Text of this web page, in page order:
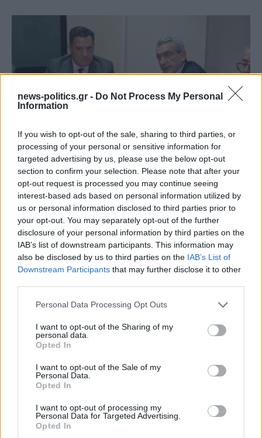
news-politics.gr - Do Not Process My Personal
Information
If you wish to opt-out of the sale, sharing to third parties, or
processing of your personal or sensitive information for
targeted advertising by us, please use the below opt-out
section to confirm your selection. Please note that after your
opt-out request is processed you may continue seeing
interest-based ads based on personal information utilized by
us or personal information disclosed to third parties prior to
your opt-out. You may separately opt-out of the further
disclosure of your personal information by third parties on the
IAB’s list of downstream participants. This information may
also be disclosed by us to third parties on the IAB’s List of
Downstream Participants that may further disclose it to other
Personal Data Processing Opt Outs
I want to opt-out of the Sharing of my
personal data.
Opted In
I want to opt-out of the Sale of my
Personal Data.
Opted In
I want to opt-out of processing my
Personal Data for Targeted Advertising.
Opted In
(VIDEOS) Αλλάζει ο υγειονομικός χάρτης στα
Δωδεκάνησα: Νέο Ακτινοθεραπευτικό Κέντρο και
ενίσχυση του ΕΣΥ στη Ρόδο, σύμφωνα με τον υπ. Υγείας,
Άδωνη Γεωργιάδη
Ρόδος: Πρόστιμο 73.000 ευρώ σε επιχείρηση για
παραβάσεις στον αιγιαλό